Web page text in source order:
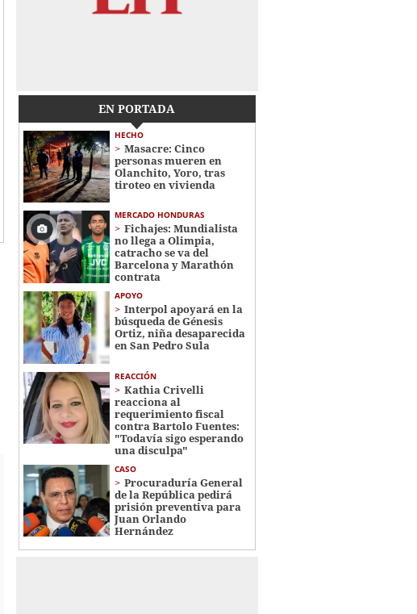
EN PORTADA
HECHO
Masacre: Cinco
personas mueren en
Olanchito, Yoro, tras
tiroteo en vivienda
MERCADO HONDURAS
Fichajes: Mundialista
no llega a Olimpia,
catracho se va del
Barcelona y Marathón
contrata
APOYO
Interpol apoyará en la
búsqueda de Génesis
Ortiz, niña desaparecida
en San Pedro Sula
REACCIÓN
Kathia Crivelli
reacciona al
requerimiento fiscal
contra Bartolo Fuentes:
"Todavía sigo esperando
una disculpa"
CASO
Procuraduría General
de la República pedirá
prisión preventiva para
Juan Orlando
Hernández